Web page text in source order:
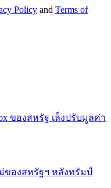
Policy and Terms of
ของสหรัฐ เล็งปรับมูลค่า
ของสหรัฐฯ หลังทรัมป์